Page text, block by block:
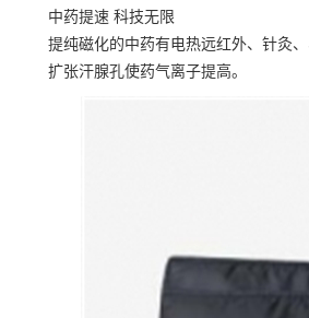
中药提速 科技无限
提纯磁化的中药有电热远红外、针灸
扩张汗腺孔使药气离子提高。